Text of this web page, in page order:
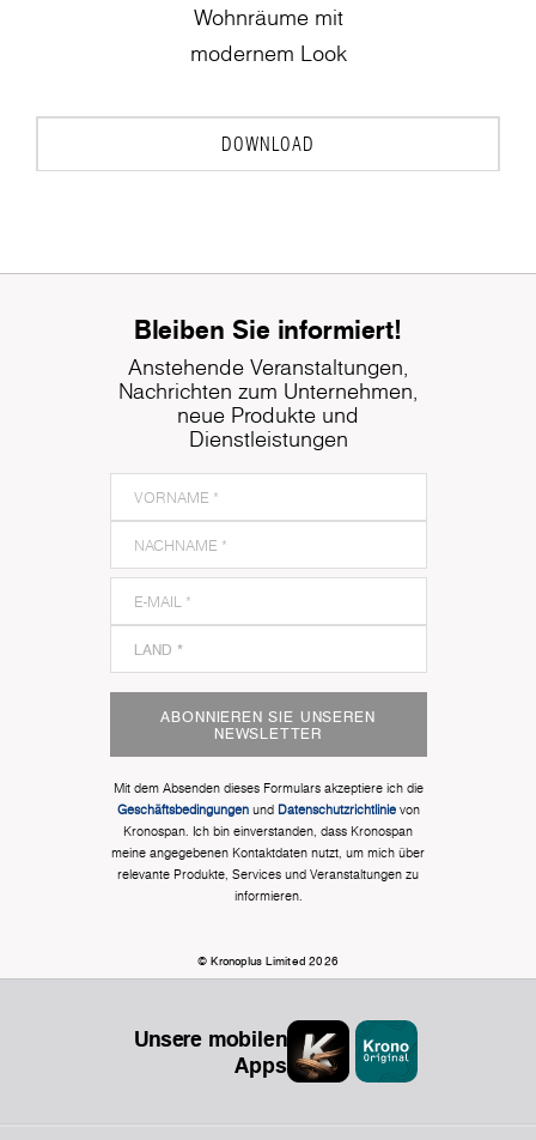
Wohnräume mit
modernem Look
DOWNLOAD
Bleiben Sie informiert!
Anstehende Veranstaltungen,
Nachrichten zum Unternehmen,
neue Produkte und
Dienstleistungen
ABONNIEREN SIE UNSEREN
NEWSLETTER
Mit dem Absenden dieses Formulars akzeptiere ich die
Geschäftsbedingungenund Datenschutzrichtlinievon
Kronospan. Ich bin einverstanden, dass Kronospan
meine angegebenen Kontaktdaten nutzt, um mich über
relevante Produkte, Services und Veranstaltungen zu
informieren.
© Kronoplus Limited 2026
Unsere mobilen
Apps